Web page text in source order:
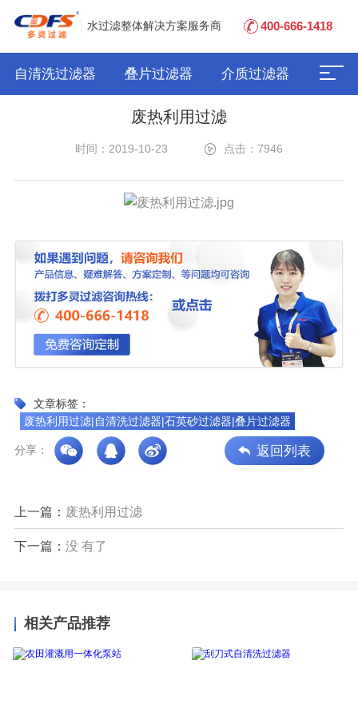
水过滤整体解决方案服务商 400-666-1418
自清洗过滤器 叠片过滤器 介质过滤器
废热利用过滤
时间：2019-10-23 点击：7946
文章标签：
废热利用过滤|自清洗过滤器|石英砂过滤器|叠片过滤器
分享： 返回列表
上一篇： 废热利用过滤
下一篇： 没 有了
相关产品推荐